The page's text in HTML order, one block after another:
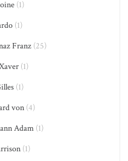
(1)
(1)
Franz(25)
(1)
(1)
von (4)
Adam (1)
(1)